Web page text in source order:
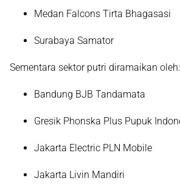
Medan Falcons Tirta Bhagasasi
Surabaya Samator
Sementara sektor putri diramaikan oleh:
Bandung BJB Tandamata
Gresik Phonska Plus Pupuk
Jakarta Electric PLN Mobile
Jakarta Livin Mandiri